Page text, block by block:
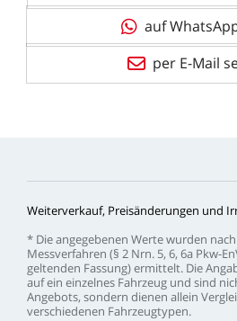
auf
per E-Mail
Weiterverkauf, Preisänderungen und
* Dieangegebenen Wertewurden nach
Messverfahren (§ 2 Nrn. 5, 6, 6a Pkw-
geltenden Fassung)ermittelt. Die
aufein einzelnes Fahrzeug und sind
Angebots, sondern dienen allein
verschiedenen Fahrzeugtypen.